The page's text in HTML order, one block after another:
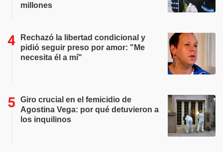
millones
Rechazó la libertad condicional y
pidió seguir preso por amor: "Me
necesita él a mí"
Giro crucial en el femicidio de
Agostina Vega: por qué detuvieron a
los inquilinos